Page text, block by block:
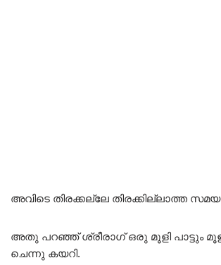
അവിടെ തിരക്കല്ലേ തിരക്കില്ലാത്ത
അതു പറഞ്ഞ് ശ്രീരാഗ് ഒരു മൂളി പാട്ടും
ചെന്നു കയറി.